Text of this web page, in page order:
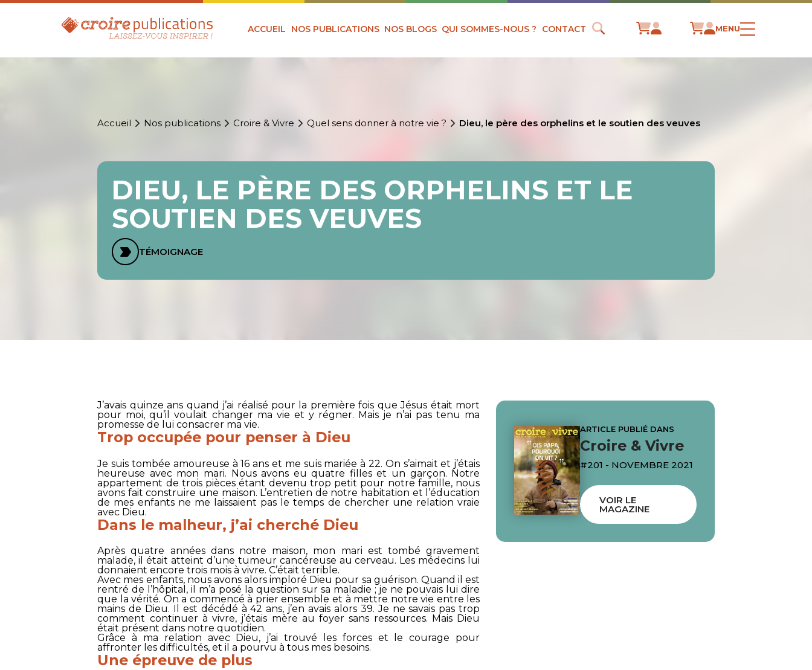
ACCUEIL NOS PUBLICATIONS NOS BLOGS QUI SOMMES-NOUS ? CONTACT MENU
Accueil Nos publications Croire & Vivre Quel sens donner à notre vie ? Dieu, le père des orphelins et le soutien des veuves
DIEU, LE PÈRE DES ORPHELINS ET LE
SOUTIEN DES VEUVES
TÉMOIGNAGE
J’avais quinze ans quand j’ai réalisé pour la première fois que Jésus était mort
pour moi, qu’il voulait changer ma vie et y régner. Mais je n’ai pas tenu ma
promesse de lui consacrer ma vie.
Trop occupée pour penser à Dieu
Je suis tombée amoureuse à 16 ans et me suis mariée à 22. On s’aimait et j’étais
heureuse avec mon mari. Nous avons eu quatre filles et un garçon. Notre
appartement de trois pièces étant devenu trop petit pour notre famille, nous
avons fait construire une maison. L’entretien de notre habitation et l’éducation
de mes enfants ne me laissaient pas le temps de chercher une relation vraie
avec Dieu.
Dans le malheur, j’ai cherché Dieu
Après quatre années dans notre maison, mon mari est tombé gravement
malade, il était atteint d’une tumeur cancéreuse au cerveau. Les médecins lui
donnaient encore trois mois à vivre. C’était terrible.
Avec mes enfants, nous avons alors imploré Dieu pour sa guérison. Quand il est
rentré de l’hôpital, il m’a posé la question sur sa maladie ; je ne pouvais lui dire
que la vérité. On a commencé à prier ensemble et à mettre notre vie entre les
mains de Dieu. Il est décédé à 42 ans, j’en avais alors 39. Je ne savais pas trop
comment continuer à vivre, j’étais mère au foyer sans ressources. Mais Dieu
était présent dans notre quotidien.
Grâce à ma relation avec Dieu, j’ai trouvé les forces et le courage pour
affronter les difficultés, et il a pourvu à tous mes besoins.
Une épreuve de plus
ARTICLE PUBLIÉ DANS
Croire & Vivre
#201 - NOVEMBRE 2021
VOIR LE
MAGAZINE